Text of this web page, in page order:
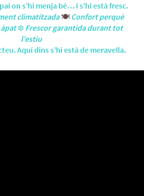
on s’hi menja bé… i s’hi està fresc.
climatitzada🍽️ Confort perquè
❄️ Frescor garantida durant tot
l’estiu
Aquí dins s’hi està de meravella.